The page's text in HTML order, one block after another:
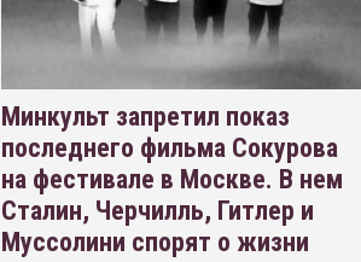
Минкульт запретил показ
последнего фильма Сокурова
на фестивале в Москве. В нем
Сталин, Черчилль, Гитлер и
Муссолини спорят о жизни